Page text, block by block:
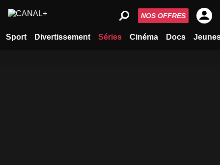
Sport Divertissement Séries Cinéma Docs
NOS OFFRES